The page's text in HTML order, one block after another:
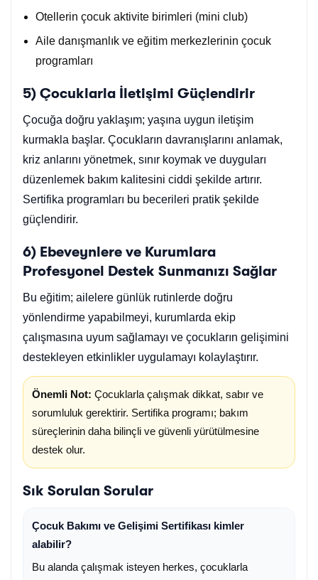
Otellerin çocuk aktivite birimleri (mini club)
Aile danışmanlık ve eğitim merkezlerinin çocuk
programları
5) Çocuklarla İletişimi Güçlendirir
Çocuğa doğru yaklaşım; yaşına uygun iletişim
kurmakla başlar. Çocukların davranışlarını anlamak,
kriz anlarını yönetmek, sınır koymak ve duyguları
düzenlemek bakım kalitesini ciddi şekilde artırır.
Sertifika programları bu becerileri pratik şekilde
güçlendirir.
6) Ebeveynlere ve Kurumlara
Profesyonel Destek Sunmanızı Sağlar
Bu eğitim; ailelere günlük rutinlerde doğru
yönlendirme yapabilmeyi, kurumlarda ekip
çalışmasına uyum sağlamayı ve çocukların gelişimini
destekleyen etkinlikler uygulamayı kolaylaştırır.
Önemli Not: Çocuklarla çalışmak dikkat, sabır ve
sorumluluk gerektirir. Sertifika programı; bakım
süreçlerinin daha bilinçli ve güvenli yürütülmesine
destek olur.
Sık Sorulan Sorular
Çocuk Bakımı ve Gelişimi Sertifikası kimler
alabilir?
Bu alanda çalışmak isteyen herkes, çocuklarla